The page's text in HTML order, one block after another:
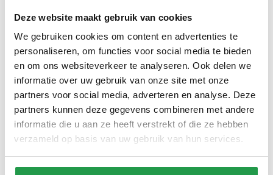
Deze website maakt gebruik van cookies
We gebruiken cookies om content en advertenties te
personaliseren, om functies voor social media te bieden
en om ons websiteverkeer te analyseren. Ook delen we
informatie over uw gebruik van onze site met onze
partners voor social media, adverteren en analyse. Deze
partners kunnen deze gegevens combineren met andere
informatie die u aan ze heeft verstrekt of die ze hebben
verzameld op basis van uw gebruik van hun services.
Goozzy Dekbed 100% dons - 100
% Natuur | All-season - Enkel
Dekbed
Binnen 1-3 werkdagen - Kies zelf
een dag
Jersey
1 tot 2